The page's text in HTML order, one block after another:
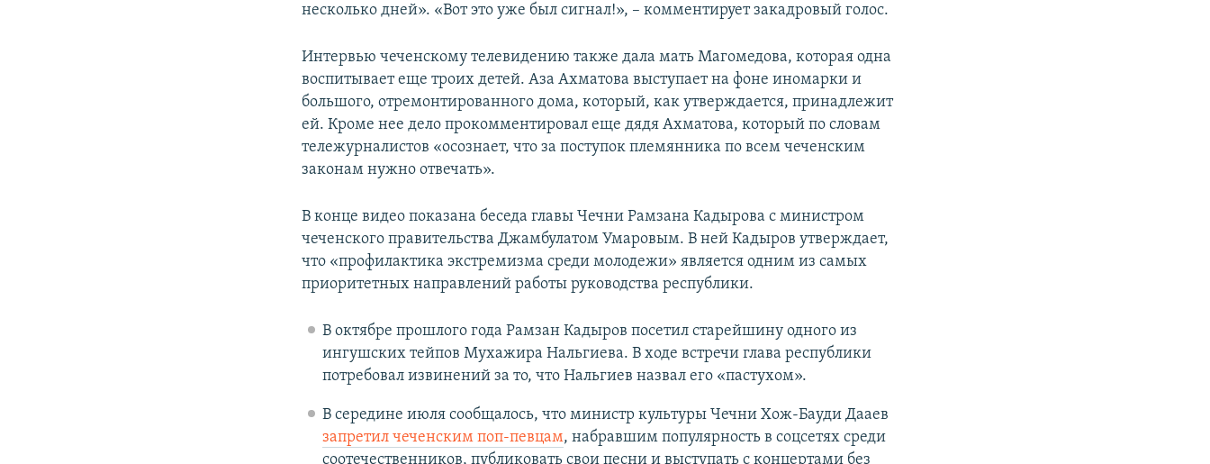
несколько дней». «Вот это уже был сигнал!», – комментирует закадровый голос.
Интервью чеченскому телевидению также дала мать Магомедова, которая одна
воспитывает еще троих детей. Аза Ахматова выступает на фоне иномарки и
большого, отремонтированного дома, который, как утверждается, принадлежит
ей. Кроме нее дело прокомментировал еще дядя Ахматова, который по словам
тележурналистов «осознает, что за поступок племянника по всем чеченским
законам нужно отвечать».​
В конце видео показана беседа главы Чечни Рамзана Кадырова с министром
чеченского правительства Джамбулатом Умаровым. В ней Кадыров утверждает,
что «профилактика экстремизма среди молодежи» является одним из самых
приоритетных направлений работы руководства республики.
В октябре прошлого года Рамзан Кадыров посетил старейшину одного из
ингушских тейпов Мухажира Нальгиева. В ходе встречи глава республики
потребовал извинений за то, что Нальгиев назвал его «пастухом».
В середине июля сообщалось, что министр культуры Чечни Хож-Бауди Дааев
запретил чеченским поп-певцам, набравшим популярность в соцсетях среди
соотечественников, публиковать свои песни и выступать с концертами без